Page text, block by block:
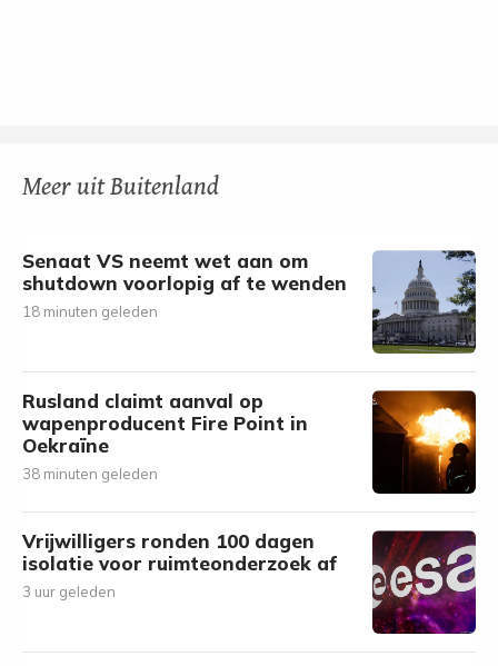
Meer uit Buitenland
Senaat VS neemt wet aan om
shutdown voorlopig af te wenden
18 minuten geleden
Rusland claimt aanval op
wapenproducent Fire Point in
Oekraïne
38 minuten geleden
Vrijwilligers ronden 100 dagen
isolatie voor ruimteonderzoek af
3 uur geleden